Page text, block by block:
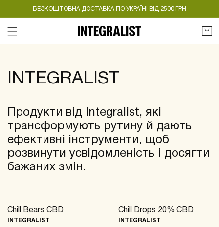
БЕЗКОШТОВНА ДОСТАВКА ПО УКРАЇНІ ВІД 2500 ГРН
Кошик
:INTEGRALIST
Продукти від Integralist, які
трансформують рутину й дають
ефективні інструменти, щоб
розвинути усвідомленість і досягти
бажаних змін.
BESTSELLER
Chill Bears CBD
INTEGRALIST
-30% BESTSELLER
Chill Drops 20% CBD
INTEGRALIST